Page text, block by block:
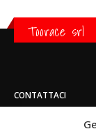
Strada di San
Telefono:
(+39)